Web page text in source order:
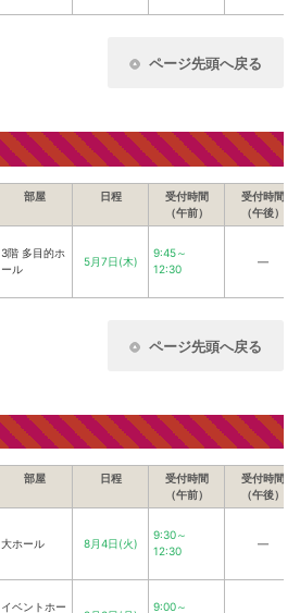
ページ先頭へ戻る
部屋 日程
受付時間
（午前）
受付時間
（午後）
3階 多目的ホ
ール
5月7日(木)
9:45～
12:30
―
ページ先頭へ戻る
部屋 日程
受付時間
（午前）
受付時間
（午後）
大ホール 8月4日(火)
9:30～
12:30
―
イベントホー
9:00～